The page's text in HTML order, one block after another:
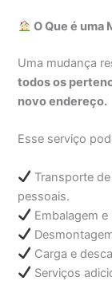
O Que é uma
Uma mudança
todos os
novo endereço.
Esse serviço
Transporte
pessoais.
Embalagem
Carga e
Serviços